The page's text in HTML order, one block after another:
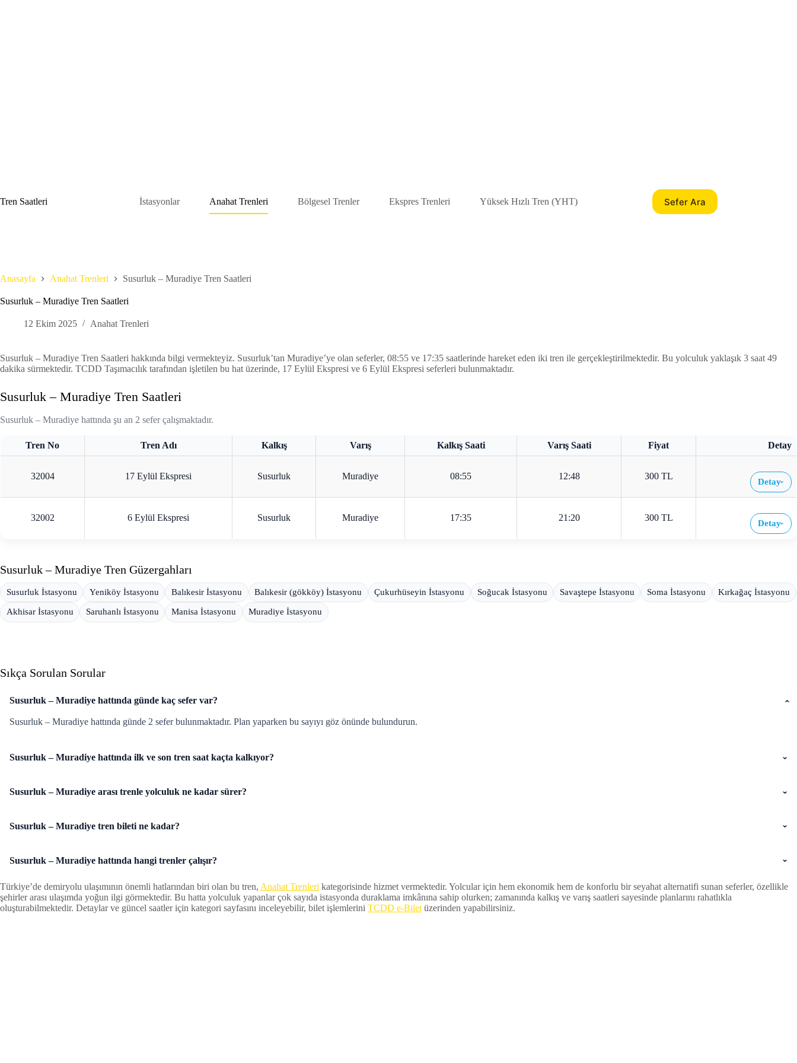
Tren Saatleri
İstasyonlar Anahat Trenleri Bölgesel Trenler Ekspres Trenleri Yüksek Hızlı Tren (YHT) Sefer Ara
Anasayfa Anahat Trenleri Susurluk – Muradiye Tren Saatleri
Susurluk – Muradiye Tren Saatleri
12 Ekim 2025 Anahat Trenleri
Susurluk – Muradiye Tren Saatleri hakkında bilgi vermekteyiz. Susurluk’tan Muradiye’ye olan seferler, 08:55 ve 17:35 saatlerinde hareket eden iki tren ile gerçekleştirilmektedir. Bu yolculuk yaklaşık 3 saat 49
dakika sürmektedir. TCDD Taşımacılık tarafından işletilen bu hat üzerinde, 17 Eylül Ekspresi ve 6 Eylül Ekspresi seferleri bulunmaktadır.
Susurluk – Muradiye Tren Saatleri
Susurluk – Muradiye hattında şu an 2 sefer çalışmaktadır.
Tren No Tren Adı Kalkış Varış Kalkış Saati Varış Saati Fiyat Detay
32004 17 Eylül Ekspresi Susurluk Muradiye 08:55 12:48 300 TL
Detay›
32002 6 Eylül Ekspresi Susurluk Muradiye 17:35 21:20 300 TL
Detay›
Susurluk – Muradiye Tren Güzergahları
Susurluk İstasyonu Yeniköy İstasyonu Balıkesir İstasyonu Balıkesir (gökköy) İstasyonu Çukurhüseyin İstasyonu Soğucak İstasyonu Savaştepe İstasyonu Soma İstasyonu Kırkağaç İstasyonu
Akhisar İstasyonu Saruhanlı İstasyonu Manisa İstasyonu Muradiye İstasyonu
Sıkça Sorulan Sorular
Susurluk – Muradiye hattında günde kaç sefer var?
Susurluk – Muradiye hattında günde 2 sefer bulunmaktadır. Plan yaparken bu sayıyı göz önünde bulundurun.
Susurluk – Muradiye hattında ilk ve son tren saat kaçta kalkıyor?
Susurluk – Muradiye arası trenle yolculuk ne kadar sürer?
Susurluk – Muradiye tren bileti ne kadar?
Susurluk – Muradiye hattında hangi trenler çalışır?
Türkiye’de demiryolu ulaşımının önemli hatlarından biri olan bu tren, Anahat Trenleri kategorisinde hizmet vermektedir. Yolcular için hem ekonomik hem de konforlu bir seyahat alternatifi sunan seferler, özellikle
şehirler arası ulaşımda yoğun ilgi görmektedir. Bu hatta yolculuk yapanlar çok sayıda istasyonda duraklama imkânına sahip olurken; zamanında kalkış ve varış saatleri sayesinde planlarını rahatlıkla
oluşturabilmektedir. Detaylar ve güncel saatler için kategori sayfasını inceleyebilir, bilet işlemlerini TCDD e-Bilet üzerinden yapabilirsiniz.